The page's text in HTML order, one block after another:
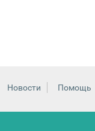
Новости Помощь